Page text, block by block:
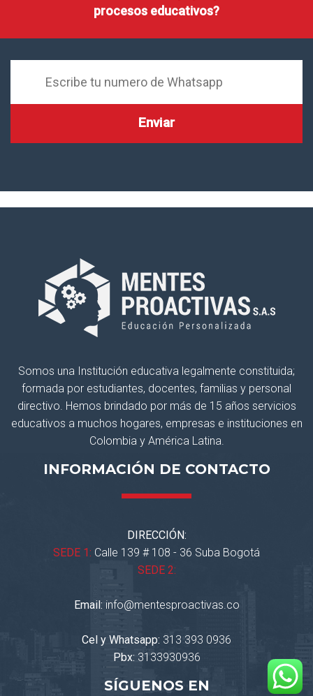
procesos educativos?
Somos una Institución educativa legalmente constituida;
formada por estudiantes, docentes, familias y personal
directivo. Hemos brindado por más de 15 años servicios
educativos a muchos hogares, empresas e instituciones en
Colombia y América Latina.
INFORMACIÓN DE CONTACTO
DIRECCIÓN:
SEDE 1: Calle 139 # 108 - 36 Suba Bogotá
SEDE 2:
Email: info@mentesproactivas.co
Cel y Whatsapp: 313 393 0936
Pbx: 3133930936
SÍGUENOS EN